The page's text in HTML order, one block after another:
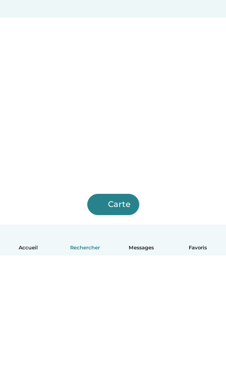
Accueil Rechercher Messages Favoris
Carte